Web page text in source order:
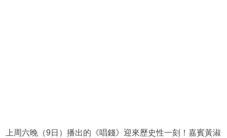
上周六晚（9日）播出的《唱錢》迎來歷史性一刻！嘉賓黃淑